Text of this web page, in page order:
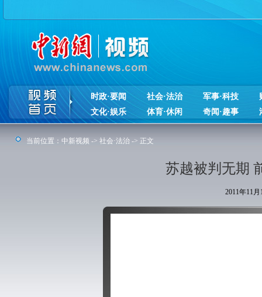
时政·要闻 社会·法治 军事·科技
文化·娱乐
体育·休闲 奇闻·趣事
当前位置： 中新视频 -> 社会·法治 -> 正文
苏越被判无期
2011年11